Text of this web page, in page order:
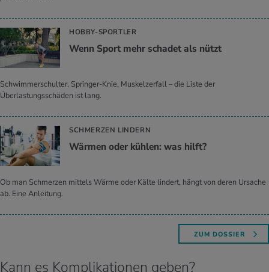
HOBBY-SPORTLER
Wenn Sport mehr scha­det als nützt
Schwimmerschulter, Springer-Knie, Muskelzerfall – die Liste der
Überlastungsschäden ist lang.
SCHMERZEN LINDERN
Wär­men oder küh­len: was hilft?
Ob man Schmerzen mittels Wärme oder Kälte lindert, hängt von deren Ursache
ab. Eine Anleitung.
ZUM DOSSIER
Kann es Komplikationen geben?